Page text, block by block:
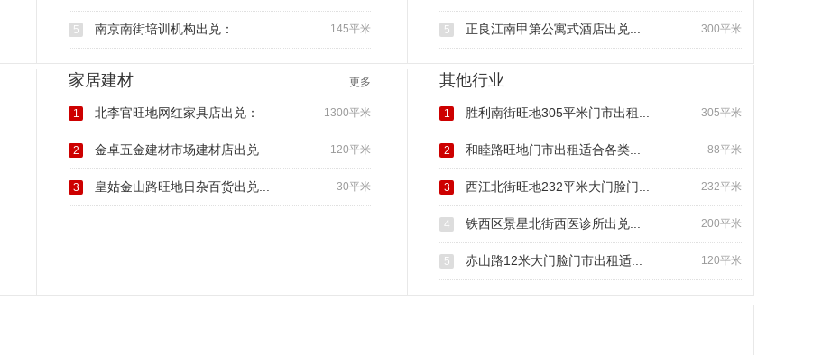
145平米
5 南京南街培训机构出兑： 300平米
5 正良江南甲第公寓式酒店出兑...
家居建材 更多
1300平米
1 北李官旺地网红家具店出兑：
120平米
2 金卓五金建材市场建材店出兑
30平米
3 皇姑金山路旺地日杂百货出兑...
其他行业
305平米
1 胜利南街旺地305平米门市出租...
88平米
2 和睦路旺地门市出租适合各类...
232平米
3 西江北街旺地232平米大门脸门...
200平米
4 铁西区景星北街西医诊所出兑...
120平米
5 赤山路12米大门脸门市出租适...